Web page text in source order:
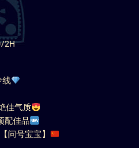
点击查看客户反馈和验证